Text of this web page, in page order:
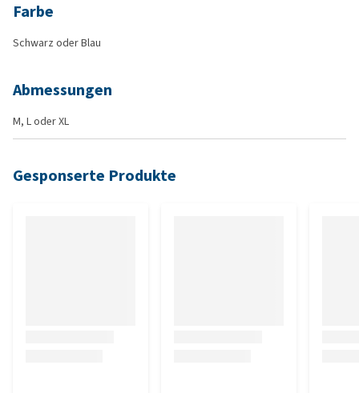
Farbe
Schwarz oder Blau
Abmessungen
M, L oder XL
Gesponserte Produkte